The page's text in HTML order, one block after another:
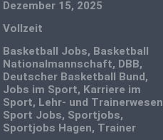
Dezember 15, 2025
Vollzeit
Basketball Jobs, Basketball
Nationalmannschaft, DBB,
Deutscher Basketball Bund,
Jobs im Sport, Karriere im
Sport, Lehr- und Trainerwesen
Sport Jobs, Sportjobs,
Sportjobs Hagen, Trainer